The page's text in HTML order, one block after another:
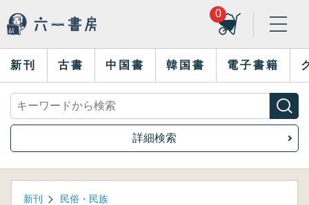
0
新刊 古書 中国書 韓国書 電子書籍
詳細検索
新刊 民俗・民族